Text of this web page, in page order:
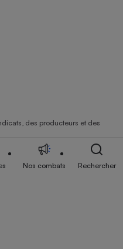
des producteurs et des
Nos combats Rechercher